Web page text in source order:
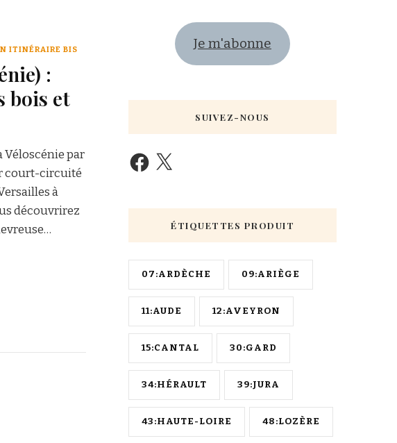
ITINÉRAIRE BIS
:
bois et
par
court-circuité
à
découvrirez
Je m'abonne
SUIVEZ-NOUS
ÉTIQUETTES PRODUIT
07:ARDÈCHE 09:ARIÈGE
11:AUDE 12:AVEYRON
15:CANTAL 30:GARD
34:HÉRAULT 39:JURA
43:HAUTE-LOIRE 48:LOZÈRE